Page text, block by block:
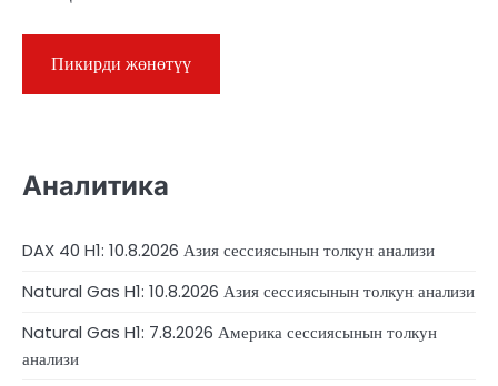
Аналитика
DAX 40 H1: 10.8.2026 Азия сессиясынын толкун анализи
Natural Gas H1: 10.8.2026 Азия сессиясынын толкун анализи
Natural Gas H1: 7.8.2026 Америка сессиясынын толкун
анализи